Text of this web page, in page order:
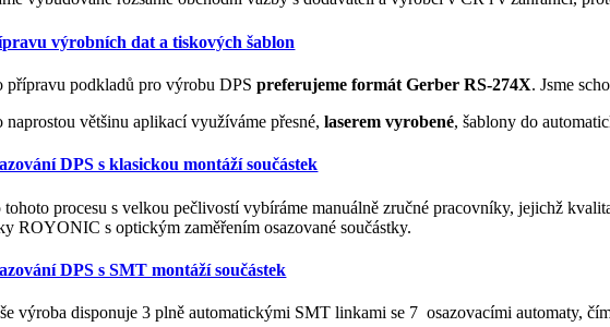
výrobních dat a tiskových šablon
přípravu podkladů pro výrobu DPSpreferujeme formát Gerber RS-274X. Jsme
naprostou většinu aplikací využíváme přesné,laserem vyrobené, šablony do
DPS s klasickou montáží součástek
tohoto procesu s velkou pečlivostí vybíráme manuálně zručné pracovníky, jejichž
ROYONIC s optickým zaměřením osazované součástky.
DPS s SMT montáží součástek
výroba disponuje 3 plně automatickými SMT linkami se 7 osazovacími automaty,